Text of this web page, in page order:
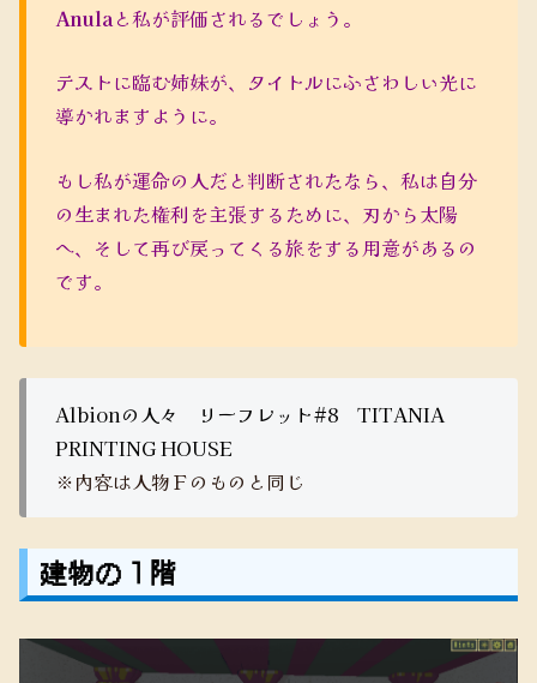
Anula と私が評価されるでしょう。
テストに臨む姉妹が、タイトルにふさわしい光に
導かれますように。
もし私が運命の人だと判断されたなら、私は自分
の生まれた権利を主張するために、刃から太陽
へ、そして再び戻ってくる旅をする用意があるの
です。
Albionの人々 リーフレット#8 TITANIA
PRINTING HOUSE
※内容は人物Ｆのものと同じ
建物の１階